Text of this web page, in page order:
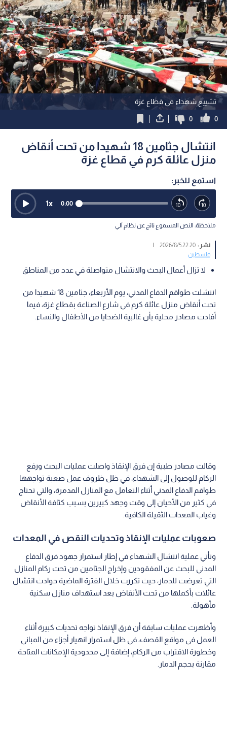
تشييع شهداء في قطاع غزة
0
0
انتشال جثامين 18 شهيدا من تحت أنقاض
منزل عائلة كرم في قطاع غزة
استمع للخبر:
0:00
1x
ملاحظة: النص المسموع ناتج عن نظام آلي
نشر :22:20 2026/8/5
|
فلسطين
لا تزال أعمال البحث والانتشال متواصلة في عدد من المناطق
انتشلت طواقم الدفاع المدني، يوم الأربعاء، جثامين 18 شهيدا من
تحت أنقاض منزل عائلة كرم في شارع الصناعة بقطاع غزة، فيما
أفادت مصادر محلية بأن غالبية الضحايا من الأطفال والنساء.
وقالت مصادر طبية إن فرق الإنقاذ واصلت عمليات البحث ورفع
الركام للوصول إلى الشهداء، في ظل ظروف عمل صعبة تواجهها
طواقم الدفاع المدني أثناء التعامل مع المنازل المدمرة، والتي تحتاج
في كثير من الأحيان إلى وقت وجهد كبيرين بسبب كثافة الأنقاض
وغياب المعدات الثقيلة الكافية.
صعوبات عمليات الإنقاذ وتحديات النقص في المعدات
وتأتي عملية انتشال الشهداء في إطار استمرار جهود فرق الدفاع
المدني للبحث عن المفقودين وإخراج الجثامين من تحت ركام المنازل
التي تعرضت للدمار، حيث تكررت خلال الفترة الماضية حوادث انتشال
عائلات بأكملها من تحت الأنقاض بعد استهداف منازل سكنية
مأهولة.
وأظهرت عمليات سابقة أن فرق الإنقاذ تواجه تحديات كبيرة أثناء
العمل في مواقع القصف، في ظل استمرار انهيار أجزاء من المباني
وخطورة الاقتراب من الركام، إضافة إلى محدودية الإمكانات المتاحة
مقارنة بحجم الدمار.